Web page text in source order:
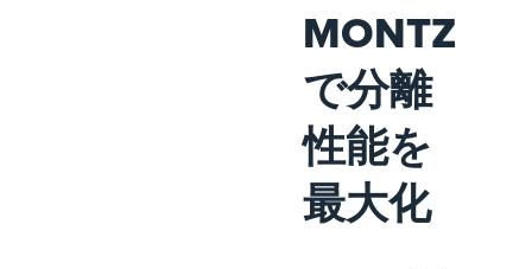
MONTZ
で分離
性能を
最大化